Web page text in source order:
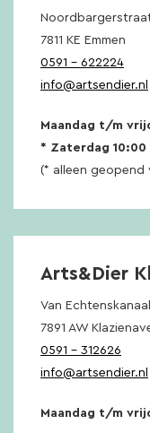
Noordbargerstraat
7811 KE Emmen
0591 – 622224
info@artsendier.nl
Maandag t/m
* Zaterdag 10:00
(* alleen geopend
Arts&Dier
Van
7891 AW
0591 – 312626
info@artsendier.nl
Maandag t/m